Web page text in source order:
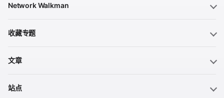
Network Walkman
收藏专题
文章
站点